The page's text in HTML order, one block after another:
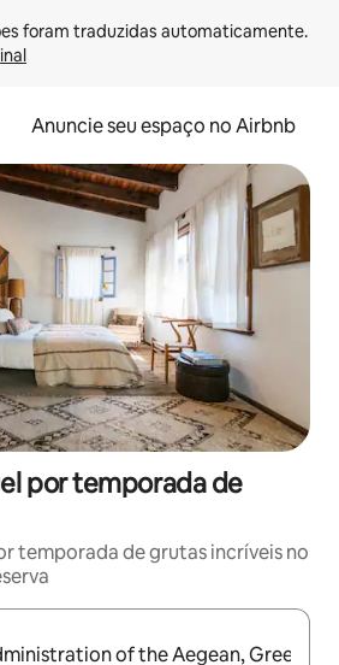
Anuncie seu espaço no Airbnb
por temporada de
temporada de grutas incríveis no
estiverem disponíveis, explore-os